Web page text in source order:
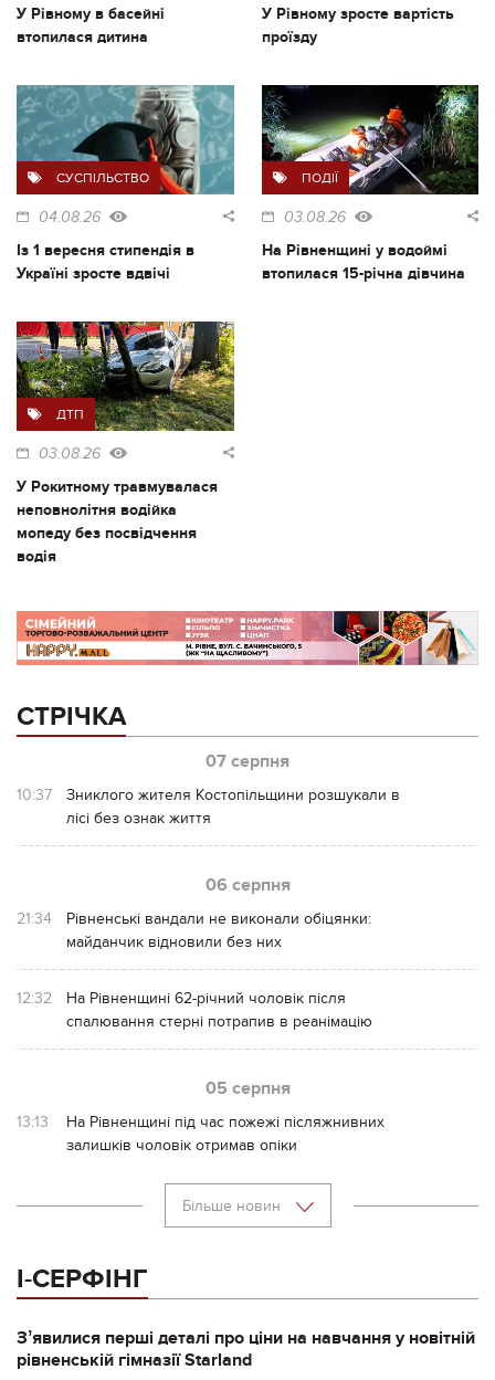
У Рівному в басейні
втопилася дитина
У Рівному зросте вартість
проїзду
СУСПІЛЬСТВО
04.08.26
Із 1 вересня стипендія в
Україні зросте вдвічі
ПОДІЇ
03.08.26
На Рівненщині у водоймі
втопилася 15-річна дівчина
ДТП
03.08.26
У Рокитному травмувалася
неповнолітня водійка
мопеду без посвідчення
водія
СТРІЧКА
07 серпня
10:37
Зниклого жителя Костопільщини розшукали в
лісі без ознак життя
06 серпня
21:34
Рівненські вандали не виконали обіцянки:
майданчик відновили без них
12:32
На Рівненщині 62-річний чоловік після
спалювання стерні потрапив в реанімацію
05 серпня
13:13
На Рівненщині під час пожежі післяжнивних
залишків чоловік отримав опіки
Більше новин
І-СЕРФІНГ
Зʼявилися перші деталі про ціни на навчання у новітній
рівненській гімназії Starland